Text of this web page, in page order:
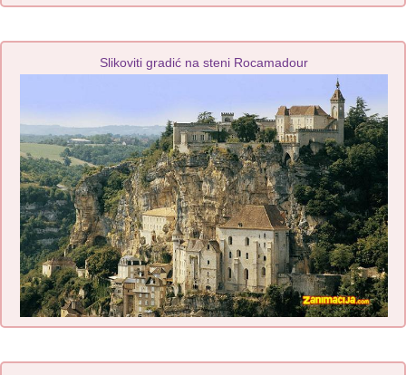
Slikoviti gradić na steni Rocamadour